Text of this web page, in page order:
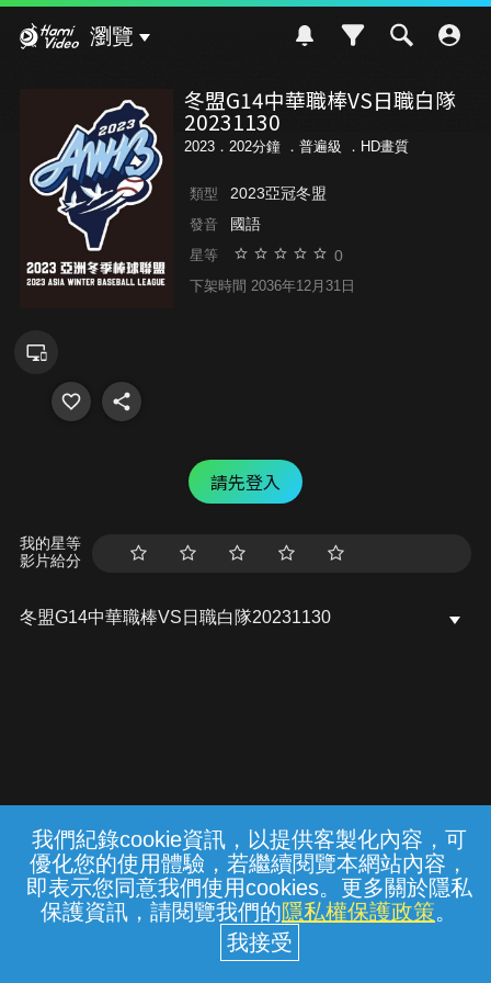
水域安全宣導勿至不明或標示禁止之水域戲
水， 遇雷雨、閃電、地震或山區烏雲密布
時， 請趕快上岸。內政部消防署關心您
我們紀錄cookie資訊，以提供客製化內容，可
優化您的使用體驗，若繼續閱覽本網站內容，
即表示您同意我們使用cookies。更多關於隱私
保護資訊，請閱覽我們的隱私權保護政策。
瀏覽
冬盟G14中華職棒VS日職白隊
20231130
2023．202分鐘 ． 普遍級 ．HD畫質
類型 2023亞冠冬盟
發音 國語
星等 0
下架時間 2036年12月31日
請先登入
我的星等
影片給分
冬盟G14中華職棒VS日職白隊20231130
常見問題 線上客服 服務條款 隱私權保護
中華電信股份有限公司個人家庭分公司
(統一編號：96979949) © 2026
{{notifyMsg}}